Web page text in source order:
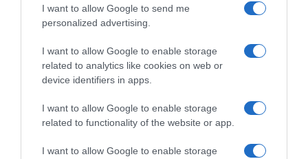
I want to allow Google to send me
personalized advertising.
I want to allow Google to enable storage
related to analytics like cookies on web or
device identifiers in apps.
I want to allow Google to enable storage
related to functionality of the website or app.
I want to allow Google to enable storage